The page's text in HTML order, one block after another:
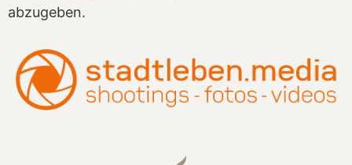
abzugeben.